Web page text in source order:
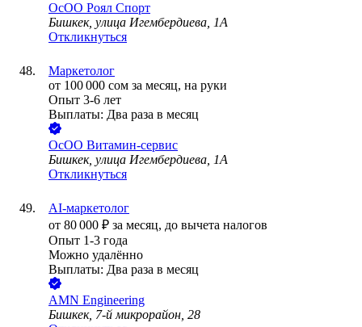
ОсОО Роял Спорт
Бишкек, улица Игембердиева, 1А
Откликнуться
Маркетолог
от 100 000 сом за месяц, на руки
Опыт 3-6 лет
Выплаты: Два раза в месяц
ОсОО Витамин-сервис
Бишкек, улица Игембердиева, 1А
Откликнуться
AI-маркетолог
от 80 000 ₽ за месяц, до вычета налогов
Опыт 1-3 года
Можно удалённо
Выплаты: Два раза в месяц
AMN Engineering
Бишкек, 7-й микрорайон, 28